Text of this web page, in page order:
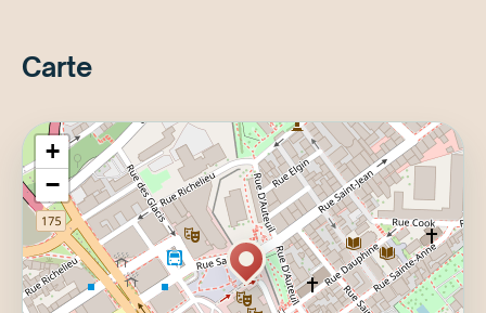
Philanthrope.
conférence à 18 h 45.
Carte
+
−